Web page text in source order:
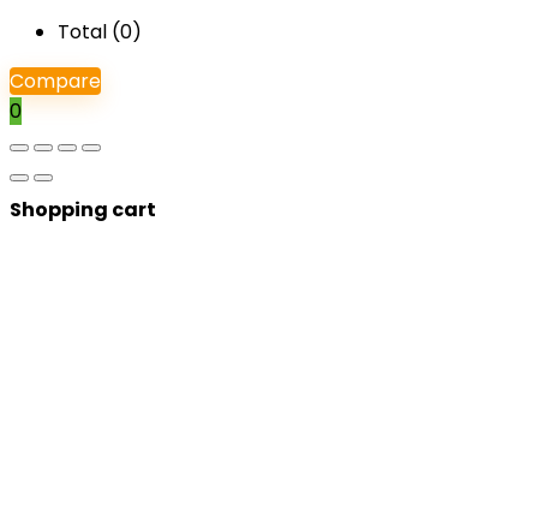
Total (0)
Compare
0
Shopping cart